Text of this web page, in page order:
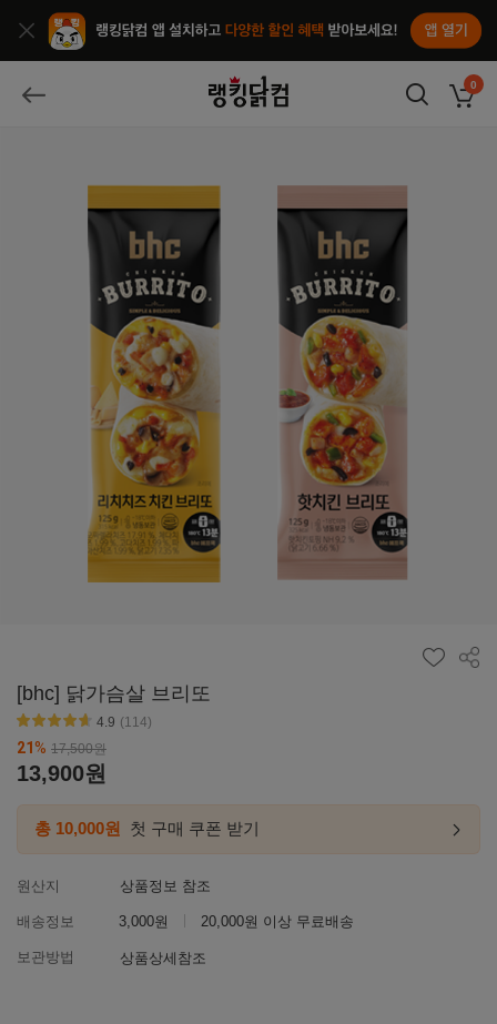
앱열기
종료
뒤로가기 랭킹닭컴 장바구
0
공유
[bhc] 닭가슴살 브리또
4.9 (114)
21% 17,500원
13,900원
총 10,000원 첫 구매 쿠폰 받기
첫구매
링크
원산지
상품정보 참조
배송정보 3,000원 20,000원 이상 무료배송
보관방법 상품상세참조